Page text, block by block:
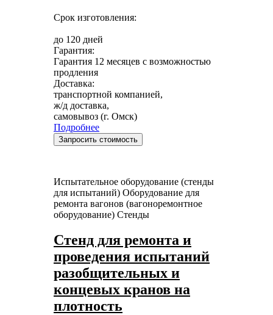
Срок изготовления:
до 120 дней
Гарантия:
Гарантия 12 месяцев с возможностью
продления
Доставка:
транспортной компанией,
ж/д доставка,
самовывоз (г. Омск)
Подробнее
Запросить стоимость
Испытательное оборудование (стенды
для испытаний) Оборудование для
ремонта вагонов (вагоноремонтное
оборудование) Стенды
Стенд для ремонта и
проведения испытаний
разобщительных и
концевых кранов на
плотность